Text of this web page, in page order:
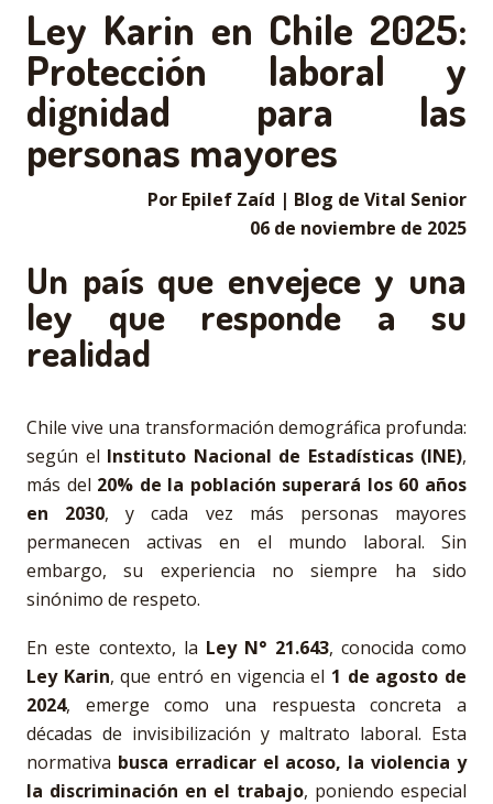
Ley Karin en Chile 2025:
Protección laboral y
dignidad para las
personas mayores
Por Epilef Zaíd | Blog de Vital Senior
06 de noviembre de 2025
Un país que envejece y una
ley que responde a su
realidad
Chile vive una transformación demográfica profunda:
según el Instituto Nacional de Estadísticas (INE),
más del 20% de la población superará los 60 años
en 2030, y cada vez más personas mayores
permanecen activas en el mundo laboral. Sin
embargo, su experiencia no siempre ha sido
sinónimo de respeto.
En este contexto, la Ley N° 21.643, conocida como
Ley Karin, que entró en vigencia el 1 de agosto de
2024, emerge como una respuesta concreta a
décadas de invisibilización y maltrato laboral. Esta
normativa busca erradicar el acoso, la violencia y
la discriminación en el trabajo, poniendo especial